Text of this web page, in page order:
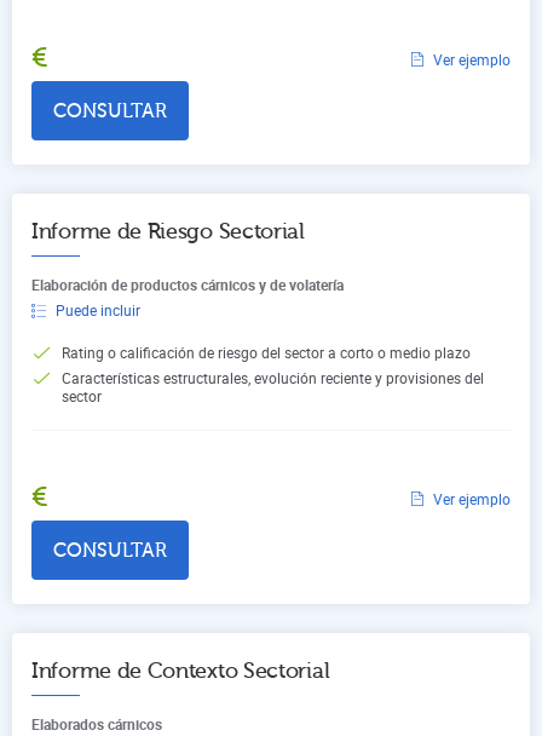
€ Ver ejemplo
CONSULTAR
Informe de Riesgo Sectorial
Elaboración de productos cárnicos y de volatería
Puede incluir
Rating o calificación de riesgo del sector a corto o medio plazo
Características estructurales, evolución reciente y provisiones del
sector
€ Ver ejemplo
CONSULTAR
Informe de Contexto Sectorial
Elaborados cárnicos